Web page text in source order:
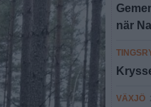
när
VÄXJÖ